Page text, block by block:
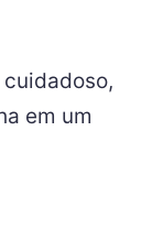
em um